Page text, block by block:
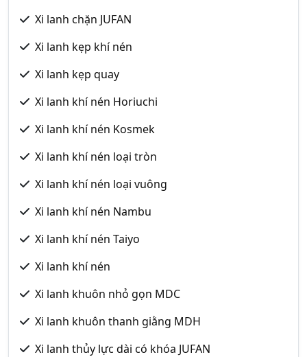
Xi lanh chặn JUFAN
Xi lanh kẹp khí nén
Xi lanh kẹp quay
Xi lanh khí nén Horiuchi
Xi lanh khí nén Kosmek
Xi lanh khí nén loại tròn
Xi lanh khí nén loại vuông
Xi lanh khí nén Nambu
Xi lanh khí nén Taiyo
Xi lanh khí nén
Xi lanh khuôn nhỏ gọn MDC
Xi lanh khuôn thanh giằng MDH
Xi lanh thủy lực dài có khóa JUFAN